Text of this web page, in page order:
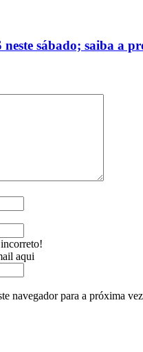
sábado; saiba a
aqui
navegador para a próxima